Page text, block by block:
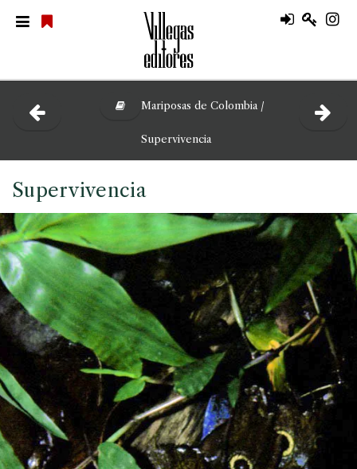
Mariposas de Colombia /
Supervivencia
Supervivencia